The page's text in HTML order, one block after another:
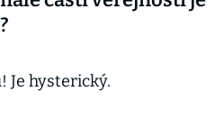
Je hysterický.